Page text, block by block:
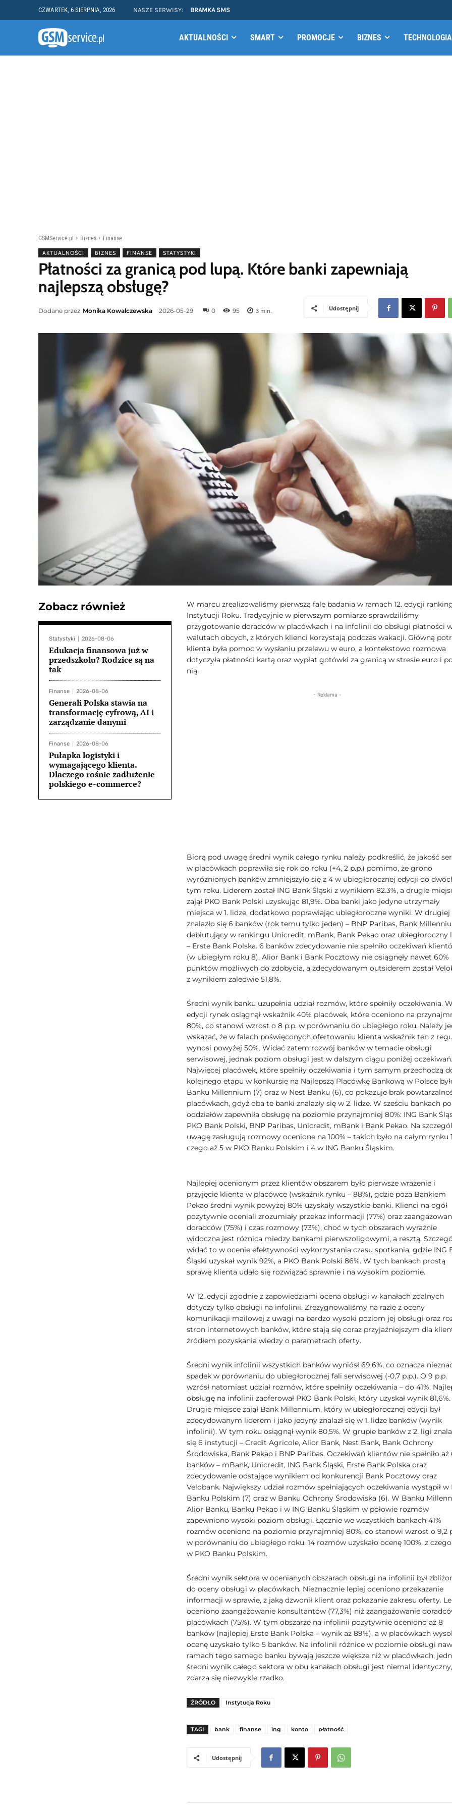
CZWARTEK, 6 SIERPNIA, 2026 NASZE SERWISY: BRAMKA SMS
AKTUALNOŚCI SMART PROMOCJE BIZNES
GSMService.pl Biznes Finanse
AKTUALNOŚCI BIZNES FINANSE STATYSTYKI
Płatności za granicą pod lupą. Które banki zapewniają
najlepszą obsługę?
Dodane przez Monika Kowalczewska 2026-05-29 0 95 3 min. Udostępnij
Zobacz również
Statystyki 2026-08-06
Edukacja finansowa już w
przedszkolu? Rodzice są na
tak
Finanse 2026-08-06
Generali Polska stawia na
transformację cyfrową, AI i
zarządzanie danymi
Finanse 2026-08-06
Pułapka logistyki i
wymagającego klienta.
Dlaczego rośnie zadłużenie
polskiego e-commerce?
W marcu zrealizowaliśmy pierwszą falę badania w ramach 12. edycji
Instytucji Roku. Tradycyjnie w pierwszym pomiarze sprawdziliśmy
przygotowanie doradców w placówkach i na infolinii do obsługi płatności
walutach obcych, z których klienci korzystają podczas wakacji. Główną
klienta była pomoc w wysłaniu przelewu w euro, a kontekstowo rozmowa
dotyczyła płatności kartą oraz wypłat gotówki za granicą w stresie euro i
nią.
- Reklama -
Biorą pod uwagę średni wynik całego rynku należy podkreślić, że jakość
w placówkach poprawiła się rok do roku (+4, 2 p.p.) pomimo, że grono
wyróżnionych banków zmniejszyło się z 4 w ubiegłorocznej edycji do
tym roku. Liderem został ING Bank Śląski z wynikiem 82.3%, a drugie
zajął PKO Bank Polski uzyskując 81,9%. Oba banki jako jedyne utrzymały
miejsca w 1. lidze, dodatkowo poprawiając ubiegłoroczne wyniki. W drugiej
znalazło się 6 banków (rok temu tylko jeden) – BNP Paribas, Bank
debiutujący w rankingu Unicredit, mBank, Bank Pekao oraz ubiegłoroczny
– Erste Bank Polska. 6 banków zdecydowanie nie spełniło oczekiwań
(w ubiegłym roku 8). Alior Bank i Bank Pocztowy nie osiągnęły nawet 60%
punktów możliwych do zdobycia, a zdecydowanym outsiderem został
z wynikiem zaledwie 51,8%.
Średni wynik banku uzupełnia udział rozmów, które spełniły oczekiwania.
edycji rynek osiągnął wskaźnik 40% placówek, które oceniono na
80%, co stanowi wzrost o 8 p.p. w porównaniu do ubiegłego roku. Należy
wskazać, że w falach poświęconych ofertowaniu klienta wskaźnik ten z
wynosi powyżej 50%. Widać zatem rozwój banków w temacie obsługi
serwisowej, jednak poziom obsługi jest w dalszym ciągu poniżej oczekiwań.
Najwięcej placówek, które spełniły oczekiwania i tym samym przechodzą
kolejnego etapu w konkursie na Najlepszą Placówkę Bankową w Polsce
Banku Millennium (7) oraz w Nest Banku (6), co pokazuje brak
placówkach, gdyż oba te banki znalazły się w 2. lidze. W sześciu bankach
oddziałów zapewniła obsługę na poziomie przynajmniej 80%: ING Bank
PKO Bank Polski, BNP Paribas, Unicredit, mBank i Bank Pekao. Na
uwagę zasługują rozmowy ocenione na 100% – takich było na całym rynku
czego aż 5 w PKO Banku Polskim i 4 w ING Banku Śląskim.
Najlepiej ocenionym przez klientów obszarem było pierwsze wrażenie i
przyjęcie klienta w placówce (wskaźnik rynku – 88%), gdzie poza Bankiem
Pekao średni wynik powyżej 80% uzyskały wszystkie banki. Klienci na ogół
pozytywnie oceniali zrozumiały przekaz informacji (77%) oraz
doradców (75%) i czas rozmowy (73%), choć w tych obszarach wyraźnie
widoczna jest różnica miedzy bankami pierwszoligowymi, a resztą.
widać to w ocenie efektywności wykorzystania czasu spotkania, gdzie ING
Śląski uzyskał wynik 92%, a PKO Bank Polski 86%. W tych bankach prostą
sprawę klienta udało się rozwiązać sprawnie i na wysokim poziomie.
W 12. edycji zgodnie z zapowiedziami ocena obsługi w kanałach zdalnych
dotyczy tylko obsługi na infolinii. Zrezygnowaliśmy na razie z oceny
komunikacji mailowej z uwagi na bardzo wysoki poziom jej obsługi oraz
stron internetowych banków, które stają się coraz przyjaźniejszym dla
źródłem pozyskania wiedzy o parametrach oferty.
Średni wynik infolinii wszystkich banków wyniósł 69,6%, co oznacza
spadek w porównaniu do ubiegłorocznej fali serwisowej (-0,7 p.p.). O 9 p.p.
wzrósł natomiast udział rozmów, które spełniły oczekiwania – do 41%.
obsługę na infolinii zaoferował PKO Bank Polski, który uzyskał wynik 81,6%.
Drugie miejsce zajął Bank Millennium, który w ubiegłorocznej edycji był
zdecydowanym liderem i jako jedyny znalazł się w 1. lidze banków (wynik
infolinii). W tym roku osiągnął wynik 80,5%. W grupie banków z 2. ligi
się 6 instytucji – Credit Agricole, Alior Bank, Nest Bank, Bank Ochrony
Środowiska, Bank Pekao i BNP Paribas. Oczekiwań klientów nie spełniło aż
banków – mBank, Unicredit, ING Bank Śląski, Erste Bank Polska oraz
zdecydowanie odstające wynikiem od konkurencji Bank Pocztowy oraz
Velobank. Największy udział rozmów spełniających oczekiwania wystąpił w
Banku Polskim (7) oraz w Banku Ochrony Środowiska (6). W Banku
Alior Banku, Banku Pekao i w ING Banku Śląskim w połowie rozmów
zapewniono wysoki poziom obsługi. Łącznie we wszystkich bankach 41%
rozmów oceniono na poziomie przynajmniej 80%, co stanowi wzrost o 9,2
w porównaniu do ubiegłego roku. 14 rozmów uzyskało ocenę 100%, z
w PKO Banku Polskim.
Średni wynik sektora w ocenianych obszarach obsługi na infolinii był
do oceny obsługi w placówkach. Nieznacznie lepiej oceniono przekazanie
informacji w sprawie, z jaką dzwonił klient oraz pokazanie zakresu oferty.
oceniono zaangażowanie konsultantów (77,3%) niż zaangażowanie
placówkach (75%). W tym obszarze na infolinii pozytywnie oceniono aż 8
banków (najlepiej Erste Bank Polska – wynik aż 89%), a w placówkach
ocenę uzyskało tylko 5 banków. Na infolinii różnice w poziomie obsługi
ramach tego samego banku bywają jeszcze większe niż w placówkach,
średni wynik całego sektora w obu kanałach obsługi jest niemal
zdarza się niezwykle rzadko.
ŹRÓDŁO Instytucja Roku
TAGI bank finanse ing konto płatność
Udostępnij